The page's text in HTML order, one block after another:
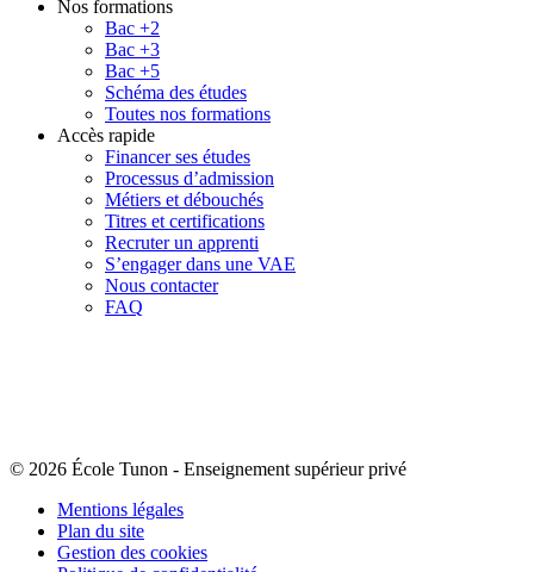
Nos formations
Bac +2
Bac +3
Bac +5
Schéma des études
Toutes nos formations
Accès rapide
Financer ses études
Processus d’admission
Métiers et débouchés
Titres et certifications
Recruter un apprenti
S’engager dans une VAE
Nous contacter
FAQ
© 2026 École Tunon - Enseignement supérieur privé
Mentions légales
Plan du site
Gestion des cookies